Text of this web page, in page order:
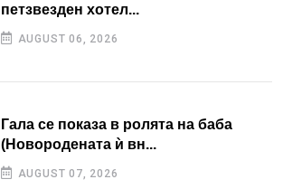
петзвезден хотел...
AUGUST 06, 2026
Гала се показа в ролята на баба
(Новородената ѝ вн...
AUGUST 07, 2026